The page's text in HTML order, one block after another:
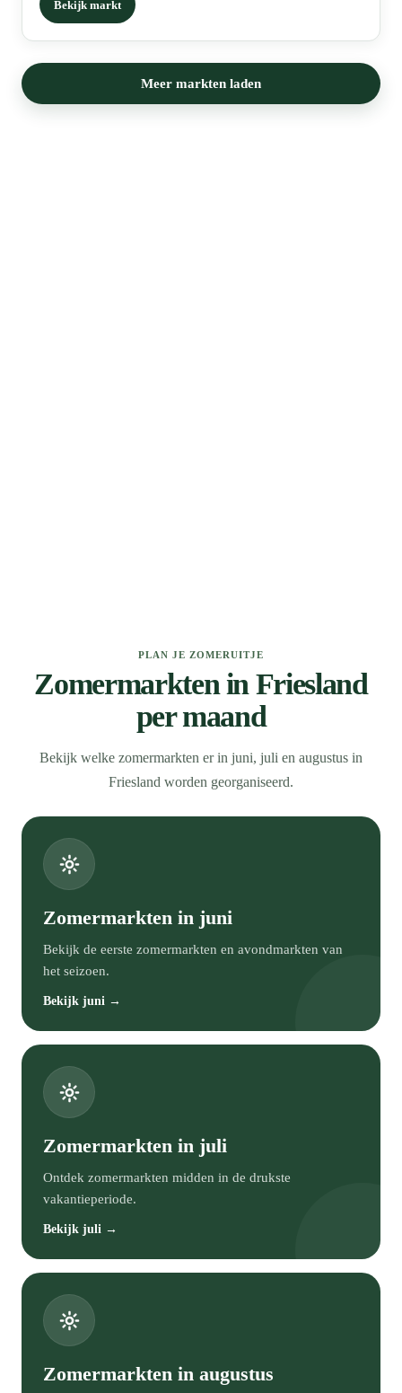
Bekijk markt
Meer markten laden
PLAN JE ZOMERUITJE
Zomermarkten in Friesland
per maand
Bekijk welke zomermarkten er in juni, juli en augustus in
Friesland worden georganiseerd.
Zomermarkten in juni
Bekijk de eerste zomermarkten en avondmarkten van
het seizoen.
Bekijk juni →
Zomermarkten in juli
Ontdek zomermarkten midden in de drukste
vakantieperiode.
Bekijk juli →
Zomermarkten in augustus